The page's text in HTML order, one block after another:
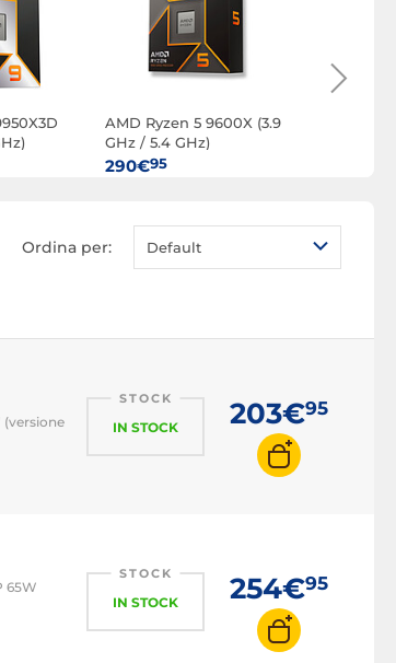
Intel Core i5
Intel Core i7
AMD AM4
AMD Ryzen 5
AMD Zen 3
AMD Zen 4
Processore con ventola
AMD Ryzen 5 9600X (3.9
GHz / 5.4 GHz)
290€95
Ordina per: Default
(versione
STOCK
IN STOCK 203€95
65W
STOCK
IN STOCK 254€95